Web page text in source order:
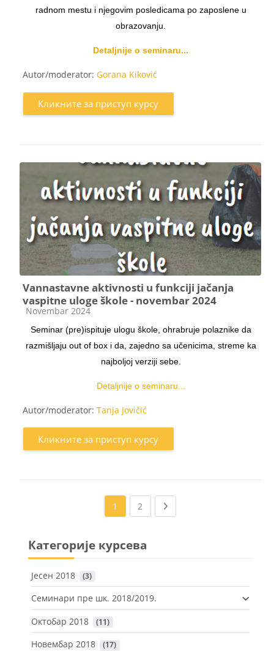
radnom mestu i njegovim posledicama po zaposlene u
obrazovanju.
Detaljnije o seminaru...
Autor/moderator: Gorana Kiković
Кликните за приступ курсу
Vannastavne aktivnosti u funkciji jačanja
vaspitne uloge škole - novembar 2024
Категорија курса
Novembar 2024
Seminar (pre)ispituje ulogu škole, ohrabruje polaznike da
razmišljaju out of box i da, zajedno sa učenicima, streme ka
najboljoj verziji sebe.
Detaljnije o seminaru...
Autor/moderator: Tanja Jovičić
Кликните за приступ курсу
1 2 (current)Next page
Категорије курсева
Јесен 2018 (3)
Семинари пре шк. 2018/2019.
Октобар 2018
(11)
Новембар 2018 (17)